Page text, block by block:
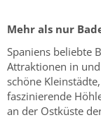
Mehr als nur
Spaniens beliebte
Attraktionen in
schöne
faszinierende
an der Ostküste